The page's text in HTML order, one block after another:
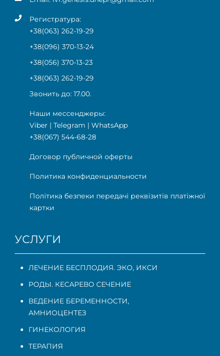
Регистратура:
+38(063) 262-19-29
+38(096) 370-13-24
+38(056) 370-13-23
+38(063) 262-19-29
Звонить до: 17.00.
Наши мессенджеры:
Viber | Telegram | WhatsApp
+38(067) 544-68-28
Договор публичной оферты
Политика конфиденциальности
Політика безпеки передачі реквізитів платіжної
картки
УСЛУГИ
ЛЕЧЕНИЕ БЕСПЛОДИЯ. ЭКО, ИКСИ
РОДЫ. КЕСАРЕВО СЕЧЕНИЕ
ВЕДЕНИЕ БЕРЕМЕННОСТИ,
АМНИОЦЕНТЕЗ
ГИНЕКОЛОГИЯ
ТЕРАПИЯ